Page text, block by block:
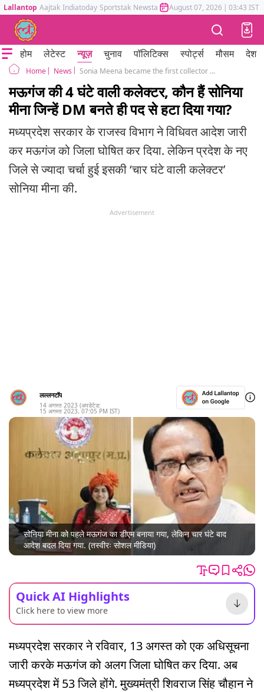
Lallantop Aajtak Indiatoday Sportstak Newstak Mumbai Tak Astrotak
August 07, 2026 | 03:43 IST
होम लेटेस्ट न्यूज़ चुनाव पॉलिटिक्स स्पोर्ट्स मौसम देश
Home News Sonia Meena became the first collector of Madhya Pradesh new district Mauganj, was removed in four hours
मऊगंज की 4 घंटे वाली कलेक्टर, कौन हैं सोनिया
मीना जिन्हें DM बनते ही पद से हटा दिया गया?
मध्यप्रदेश सरकार के राजस्व विभाग ने विधिवत आदेश जारी
कर मऊगंज को जिला घोषित कर दिया. लेकिन प्रदेश के नए
जिले से ज्यादा चर्चा हुई इसकी ‘चार घंटे वाली कलेक्टर’
सोनिया मीना की.
Advertisement
लल्लनटॉप
14 अगस्त 2023 (अपडेटेड:
15 अगस्त 2023, 07:05 PM IST)
सोनिया मीना को पहले मऊगंज का डीएम बनाया गया, लेकिन चार घंटे बाद
आदेश बदल दिया गया. (तस्वीरः सोशल मीडिया)
Quick AI Highlights
Click here to view more
मध्यप्रदेश सरकार ने रविवार, 13 अगस्त को एक अधिसूचना
जारी करके मऊगंज को अलग जिला घोषित कर दिया. अब
मध्यप्रदेश में 53 जिले होंगे. मुख्यमंत्री शिवराज सिंह चौहान ने